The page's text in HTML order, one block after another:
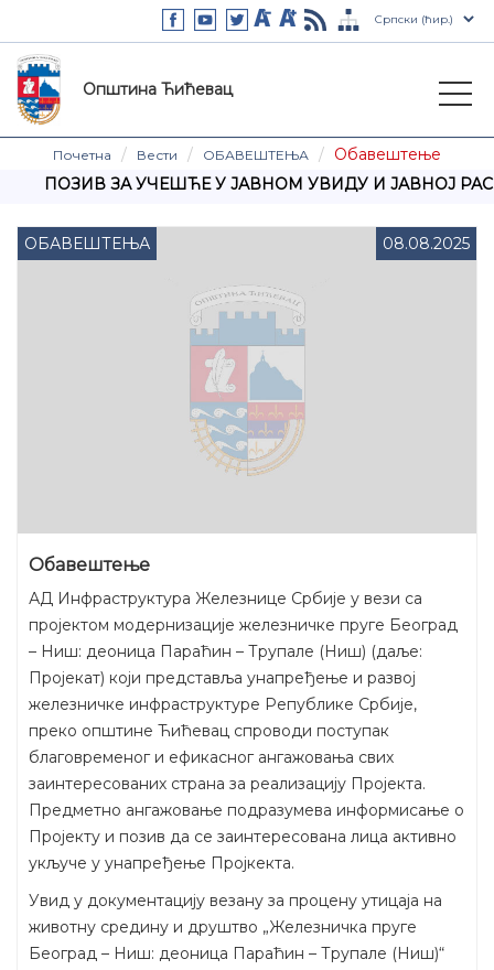
Општина Ћићевац
Почетна Вести ОБАВЕШТЕЊА
Обавештење
ПОЗИВ ЗА УЧЕШЋЕ У ЈАВНОМ УВИДУ И ЈАВНОЈ
ОБАВЕШТЕЊА 08.08.2025
Обавештење
АД Инфраструктура Железнице Србије у вези са
пројектом модернизације железничке пруге Београд
– Ниш: деоница Параћин – Трупале (Ниш) (даље:
Пројекат) који представља унапређење и развој
железничке инфраструктуре Републике Србије,
преко општине Ћићевац спроводи поступак
благовременог и ефикасног ангажовања свих
заинтересованих страна за реализацију Пројекта.
Предметно ангажовање подразумева информисање о
Пројекту и позив да се заинтересована лица активно
укључе у унапређење Пројкекта.
Увид у документацију везану за процену утицаја на
животну средину и друштво „Железничка пруге
Београд – Ниш: деоница Параћин – Трупале (Ниш)“